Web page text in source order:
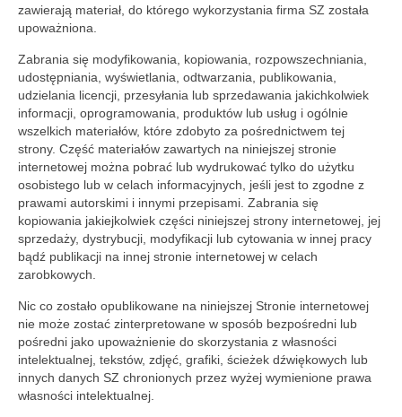
zawierają materiał, do którego wykorzystania firma SZ została
upoważniona.
Zabrania się modyfikowania, kopiowania, rozpowszechniania,
udostępniania, wyświetlania, odtwarzania, publikowania,
udzielania licencji, przesyłania lub sprzedawania jakichkolwiek
informacji, oprogramowania, produktów lub usług i ogólnie
wszelkich materiałów, które zdobyto za pośrednictwem tej
strony. Część materiałów zawartych na niniejszej stronie
internetowej można pobrać lub wydrukować tylko do użytku
osobistego lub w celach informacyjnych, jeśli jest to zgodne z
prawami autorskimi i innymi przepisami. Zabrania się
kopiowania jakiejkolwiek części niniejszej strony internetowej, jej
sprzedaży, dystrybucji, modyfikacji lub cytowania w innej pracy
bądź publikacji na innej stronie internetowej w celach
zarobkowych.
Nic co zostało opublikowane na niniejszej Stronie internetowej
nie może zostać zinterpretowane w sposób bezpośredni lub
pośredni jako upoważnienie do skorzystania z własności
intelektualnej, tekstów, zdjęć, grafiki, ścieżek dźwiękowych lub
innych danych SZ chronionych przez wyżej wymienione prawa
własności intelektualnej.